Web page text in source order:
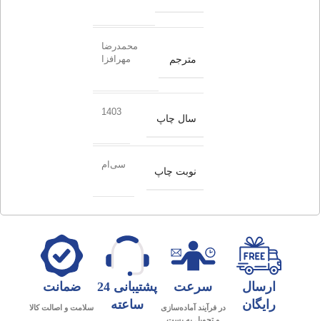
مترجم
محمدرضا
مهرافزا
سال چاپ
1403
نوبت چاپ
سی‌ام
ارسال
رایگان
سرعت
در فرآیند آماده‌سازی
پشتیبانی 24
ساعته
ضمانت
سلامت و اصالت کالا